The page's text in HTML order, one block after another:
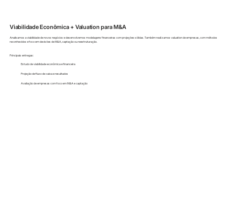
Viabilidade Econômica + Valuation para M&A
Analisamos a viabilidade de novos negócios e desenvolvemos modelagens financeiras com projeções sólidas. Também realizamos valuation de empresas, com métodos
reconhecidos e foco em decisões de M&A, captação ou reestruturação.
Principais entregas:
Estudo de viabilidade econômica e financeira
Projeção de fluxo de caixa e resultados
Avaliação de empresas com foco em M&A e captação